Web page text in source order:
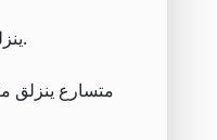
ينزلق متوسط - قيمة المتوسط المتحرك (للعقد الحالي) لآخر [فترة زمنية محددة] متعدد المستويات / ناقص مقدار التعويض المحتمل.
متسارع ينزلق